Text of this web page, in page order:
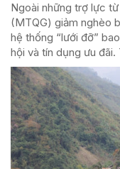
Ngoài những trợ lực
(MTQG) giảm nghèo
hệ thống “lưới đỡ”
hội và tín dụng ưu